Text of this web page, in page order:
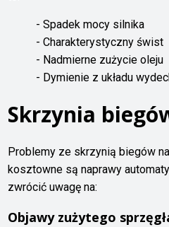
- Spadek mocy silnika
- Charakterystyczny świst
- Nadmierne zużycie oleju
- Dymienie z układu
Skrzynia
Problemy ze skrzynią biegów
kosztowne są naprawy
zwrócić uwagę na:
Objawy zużytego